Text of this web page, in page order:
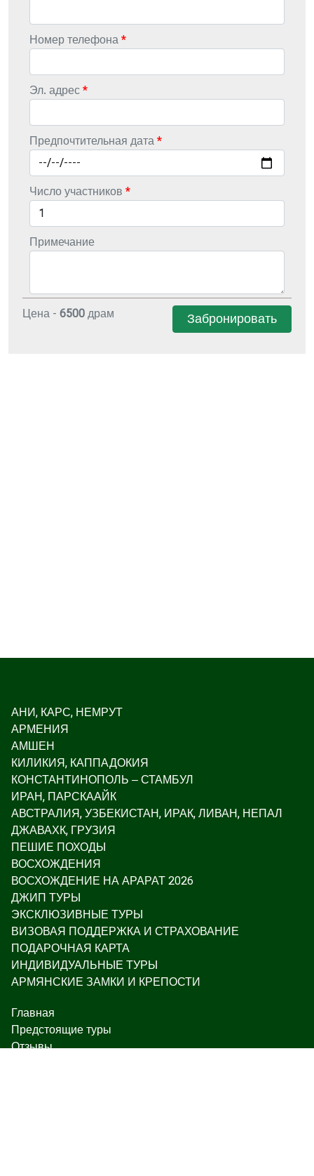
Номер телефона
Эл. адрес
Предпочтительная дата
Число участников
Примечание
Цена - 6500 драм Забронировать
АНИ, КАРС, НЕМРУТ
АРМЕНИЯ
АМШЕН
КИЛИКИЯ, КАППАДОКИЯ
КОНСТАНТИНОПОЛЬ – СТАМБУЛ
ИРАН, ПАРСКААЙК
АВСТРАЛИЯ, УЗБЕКИСТАН, ИРАК, ЛИВАН, НЕПАЛ
ДЖАВАХК, ГРУЗИЯ
ПЕШИЕ ПОХОДЫ
ВОСХОЖДЕНИЯ
ВОСХОЖДЕНИЕ НА АРАРАТ 2026
ДЖИП ТУРЫ
ЭКСКЛЮЗИВНЫЕ ТУРЫ
ВИЗОВАЯ ПОДДЕРЖКА И СТРАХОВАНИЕ
ПОДАРОЧНАЯ КАРТА
ИНДИВИДУАЛЬНЫЕ ТУРЫ
АРМЯНСКИЕ ЗАМКИ И КРЕПОСТИ
Главная
Предстоящие туры
Отзывы